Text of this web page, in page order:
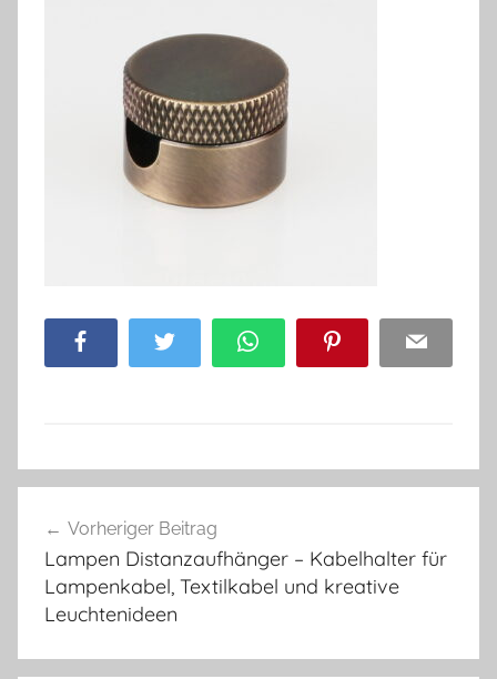
Facebook Twitter WhatsApp Pinterest Email
Vorheriger Beitrag
Lampen Distanzaufhänger – Kabelhalter für
Lampenkabel, Textilkabel und kreative
Leuchtenideen